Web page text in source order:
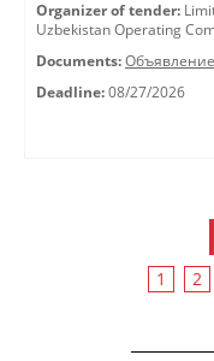
Organizer of tender:
Uzbekistan Operating
Documents: Объявление
Deadline: 08/27/2026
1 2